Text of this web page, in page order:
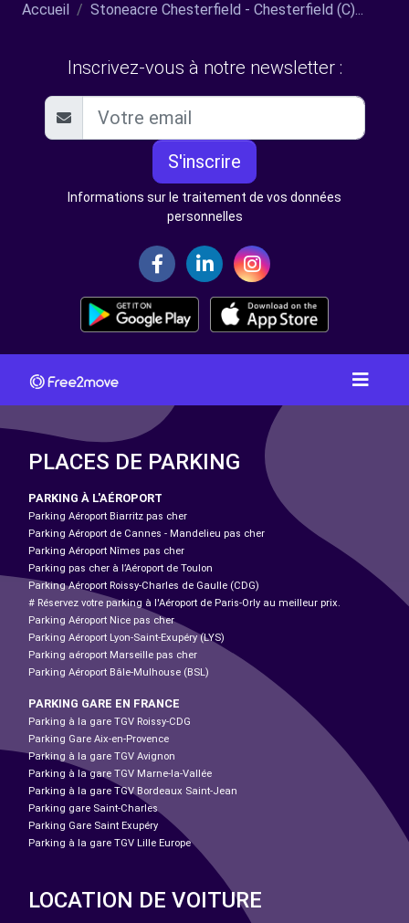
Accueil Stoneacre Chesterfield - Chesterfield (C)...
Inscrivez-vous à notre newsletter :
S'inscrire
Informations sur le traitement de vos données
personnelles
PLACES DE PARKING
PARKING À L'AÉROPORT
Parking Aéroport Biarritz pas cher
Parking Aéroport de Cannes - Mandelieu pas cher
Parking Aéroport Nîmes pas cher
Parking pas cher à l’Aéroport de Toulon
Parking Aéroport Roissy-Charles de Gaulle (CDG)
# Réservez votre parking à l'Aéroport de Paris-Orly au meilleur prix.
Parking Aéroport Nice pas cher
Parking Aéroport Lyon-Saint-Exupéry (LYS)
Parking aéroport Marseille pas cher
Parking Aéroport Bâle-Mulhouse (BSL)
PARKING GARE EN FRANCE
Parking à la gare TGV Roissy-CDG
Parking Gare Aix-en-Provence
Parking à la gare TGV Avignon
Parking à la gare TGV Marne-la-Vallée
Parking à la gare TGV Bordeaux Saint-Jean
Parking gare Saint-Charles
Parking Gare Saint Exupéry
Parking à la gare TGV Lille Europe
LOCATION DE VOITURE